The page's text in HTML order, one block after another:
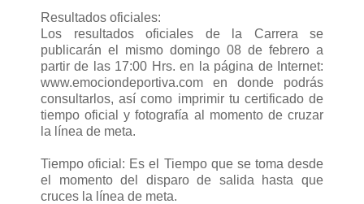
Resultados oficiales:
Los resultados oficiales de la Carrera se
publicarán el mismo domingo 08 de febrero a
partir de las 17:00 Hrs. en la página de Internet:
www.emociondeportiva.com en donde podrás
consultarlos, así como imprimir tu certificado de
tiempo oficial y fotografía al momento de cruzar
la línea de meta.
Tiempo oficial: Es el Tiempo que se toma desde
el momento del disparo de salida hasta que
cruces la línea de meta.